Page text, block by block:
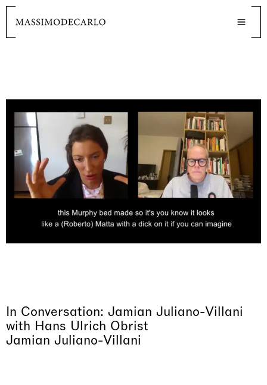
In Conversation: Jamian Juliano-Villani
with Hans Ulrich Obrist
Jamian Juliano-Villani